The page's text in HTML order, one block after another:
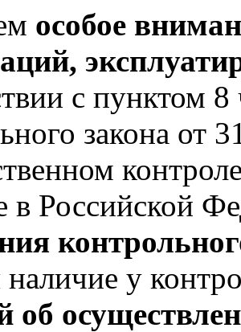
особое
с пунктом 8
закона
в Российской
наличие у
об